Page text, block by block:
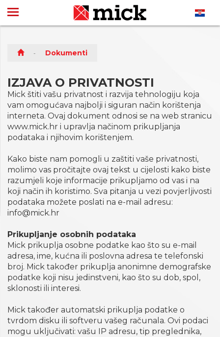
Dokumenti
IZJAVA O PRIVATNOSTI
Mick štiti vašu privatnost i razvija tehnologiju koja
vam omogućava najbolji i siguran način korištenja
interneta. Ovaj dokument odnosi se na web stranicu
www.mick.hr i upravlja načinom prikupljanja
podataka i njihovim korištenjem.
Kako biste nam pomogli u zaštiti vaše privatnosti,
molimo vas pročitajte ovaj tekst u cijelosti kako biste
razumjeli koje informacije prikupljamo od vas i na
koji način ih koristimo. Sva pitanja u vezi povjerljivosti
podataka možete poslati na e-mail adresu:
info@mick.hr
Prikupljanje osobnih podataka
Mick prikuplja osobne podatke kao što su e-mail
adresa, ime, kućna ili poslovna adresa te telefonski
broj. Mick također prikuplja anonimne demografske
podatke koji nisu jedinstveni, kao što su dob, spol,
sklonosti ili interesi.
Mick također automatski prikuplja podatke o
tvrdom disku ili softveru vašeg računala. Ovi podaci
mogu uključivati: vašu IP adresu, tip preglednika,